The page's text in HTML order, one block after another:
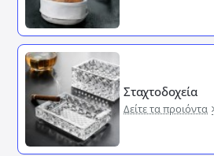
Σταχτοδοχεία
Δείτε τα προιόντα